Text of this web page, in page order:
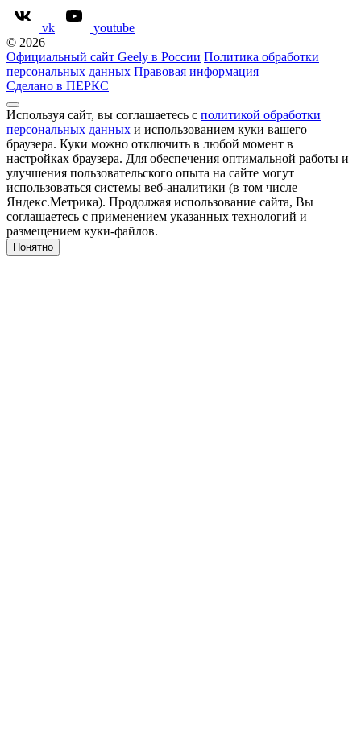
vk
youtube
© 2026
Официальный сайт Geely в России Политика обработки
персональных данных Правовая информация
Сделано в ПЕРКС
Используя сайт, вы соглашаетесь с политикой обработки
персональных данных и использованием куки вашего
браузера. Куки можно отключить в любой момент в
настройках браузера. Для обеспечения оптимальной работы и
улучшения пользовательского опыта на сайте могут
использоваться системы веб-аналитики (в том числе
Яндекс.Метрика). Продолжая использование сайта, Вы
соглашаетесь с применением указанных технологий и
размещением куки-файлов.
Понятно